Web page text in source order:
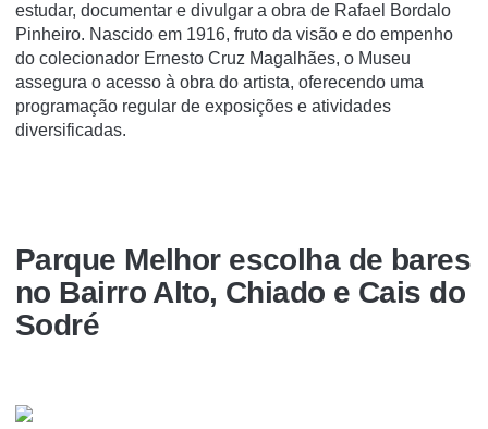
estudar, documentar e divulgar a obra de Rafael Bordalo
Pinheiro. Nascido em 1916, fruto da visão e do empenho
do colecionador Ernesto Cruz Magalhães, o Museu
assegura o acesso à obra do artista, oferecendo uma
programação regular de exposições e atividades
diversificadas.
Parque Melhor escolha de bares
no Bairro Alto, Chiado e Cais do
Sodré